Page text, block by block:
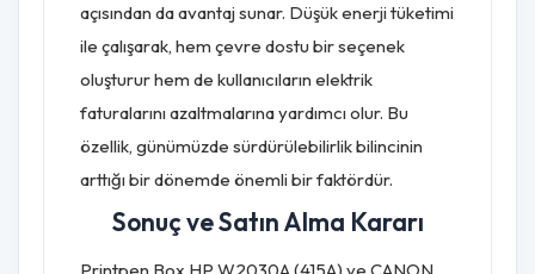
açısından da avantaj sunar. Düşük enerji tüketimi
ile çalışarak, hem çevre dostu bir seçenek
oluşturur hem de kullanıcıların elektrik
faturalarını azaltmalarına yardımcı olur. Bu
özellik, günümüzde sürdürülebilirlik bilincinin
arttığı bir dönemde önemli bir faktördür.
Sonuç ve Satın Alma Kararı